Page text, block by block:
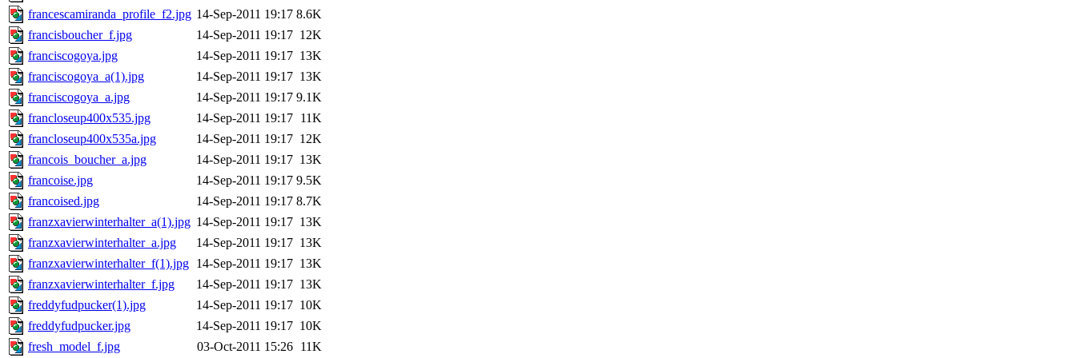
francescamiranda_profile_f2.jpg 14-Sep-2011 19:17 8.6K
francisboucher_f.jpg
14-Sep-2011 19:17 12K
franciscogoya.jpg
14-Sep-2011 19:17 13K
franciscogoya_a(1).jpg
14-Sep-2011 19:17 13K
franciscogoya_a.jpg
14-Sep-2011 19:17 9.1K
francloseup400x535.jpg
14-Sep-2011 19:17 11K
francloseup400x535a.jpg
14-Sep-2011 19:17 12K
francois_boucher_a.jpg
14-Sep-2011 19:17 13K
francoise.jpg
14-Sep-2011 19:17 9.5K
francoised.jpg
14-Sep-2011 19:17 8.7K
franzxavierwinterhalter_a(1).jpg 14-Sep-2011 19:17 13K
franzxavierwinterhalter_a.jpg
14-Sep-2011 19:17 13K
franzxavierwinterhalter_f(1).jpg 14-Sep-2011 19:17 13K
franzxavierwinterhalter_f.jpg
14-Sep-2011 19:17 13K
freddyfudpucker(1).jpg
14-Sep-2011 19:17 10K
freddyfudpucker.jpg
14-Sep-2011 19:17 10K
fresh_model_f.jpg
03-Oct-2011 15:26 11K